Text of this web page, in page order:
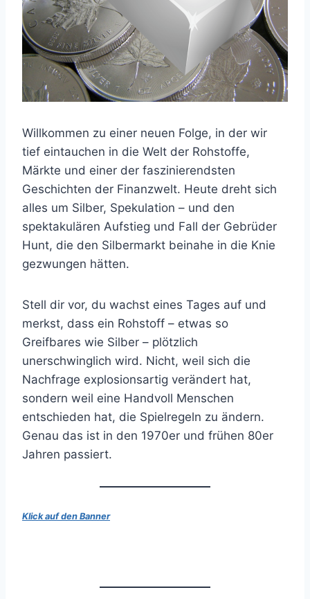
Willkommen zu einer neuen Folge, in der wir
tief eintauchen in die Welt der Rohstoffe,
Märkte und einer der faszinierendsten
Geschichten der Finanzwelt. Heute dreht sich
alles um Silber, Spekulation – und den
spektakulären Aufstieg und Fall der Gebrüder
Hunt, die den Silbermarkt beinahe in die Knie
gezwungen hätten.
Stell dir vor, du wachst eines Tages auf und
merkst, dass ein Rohstoff – etwas so
Greifbares wie Silber – plötzlich
unerschwinglich wird. Nicht, weil sich die
Nachfrage explosionsartig verändert hat,
sondern weil eine Handvoll Menschen
entschieden hat, die Spielregeln zu ändern.
Genau das ist in den 1970er und frühen 80er
Jahren passiert.
Klick auf den Banner